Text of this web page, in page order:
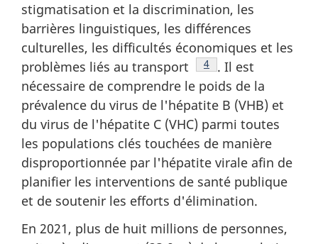
stigmatisation et la discrimination, les
barrières linguistiques, les différences
culturelles, les difficultés économiques et les
problèmes liés au transport
Note de bas de page
4
. Il est
nécessaire de comprendre le poids de la
prévalence du virus de l'hépatite B (VHB) et
du virus de l'hépatite C (VHC) parmi toutes
les populations clés touchées de manière
disproportionnée par l'hépatite virale afin de
planifier les interventions de santé publique
et de soutenir les efforts d'élimination.
En 2021, plus de huit millions de personnes,